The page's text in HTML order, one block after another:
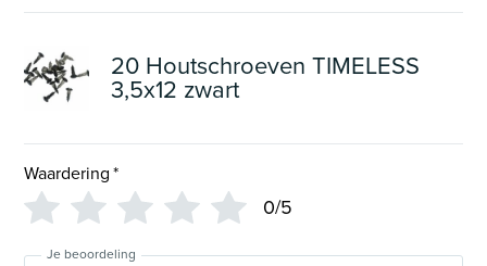
20 Houtschroeven TIMELESS
3,5x12 zwart
Waardering*
0/5
Je beoordeling